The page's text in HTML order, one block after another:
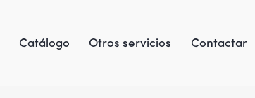
Catálogo Otros servicios Contactar